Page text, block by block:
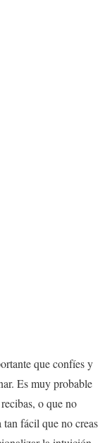
que confíes y
Es muy probable
o que no
tan fácil que no creas